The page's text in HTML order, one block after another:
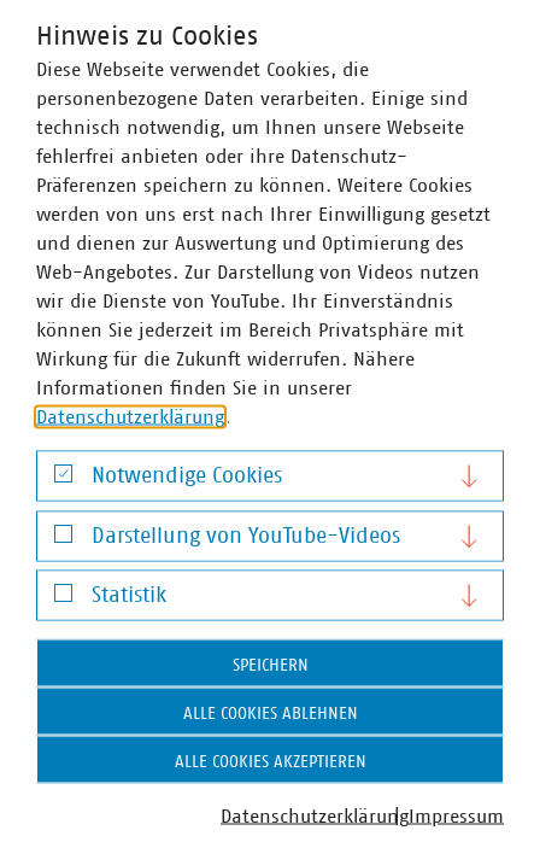
ausreichend Raum für Austausch und Fragen für Ihre
Ansprechpartner
Beatrix Foitzik
Hinweis zu Cookies
Diese Webseite verwendet Cookies, die
personenbezogene Daten verarbeiten. Einige sind
technisch notwendig, um Ihnen unsere Webseite
fehlerfrei anbieten oder ihre Datenschutz-
Präferenzen speichern zu können. Weitere Cookies
werden von uns erst nach Ihrer Einwilligung gesetzt
und dienen zur Auswertung und Optimierung des
Web-Angebotes. Zur Darstellung von Videos nutzen
wir die Dienste von YouTube. Ihr Einverständnis
können Sie jederzeit im Bereich Privatsphäre mit
Wirkung für die Zukunft widerrufen. Nähere
Informationen finden Sie in unserer
Datenschutzerklärung.
Notwendige Cookies
Notwendige Cookies
Darstellung von YouTube-Videos
Darstellung von YouTube-Videos
Statistik
Statistik
SPEICHERN
ALLE COOKIES ABLEHNEN
ALLE COOKIES AKZEPTIEREN
DatenschutzerklärungImpressum